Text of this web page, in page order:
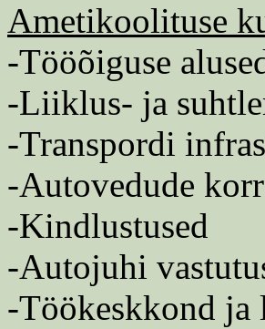
Ametikoolituse
-Tööõiguse
-Liiklus- ja
-Transpordi
-Autovedude
-Kindlustused
-Autojuhi
-Töökeskkond